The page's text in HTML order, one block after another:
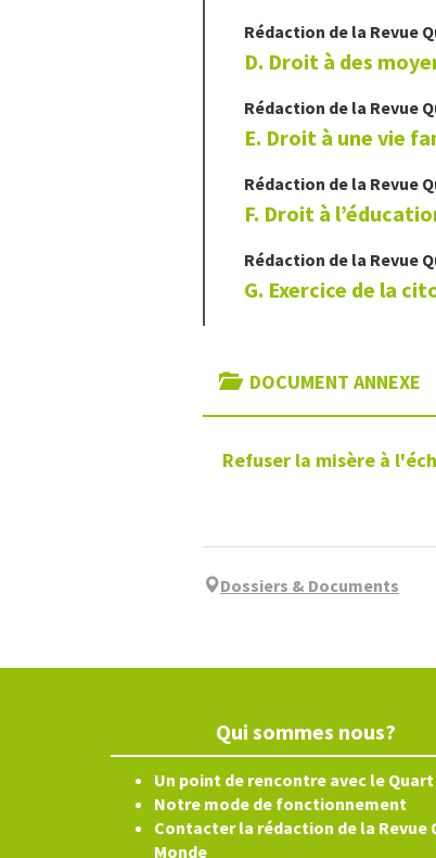
Rédaction de la Revue
D. Droit à des
Rédaction de la Revue
E. Droit à une vie
Rédaction de la Revue
F. Droit à
Rédaction de la Revue
G. Exercice de la
DOCUMENT ANNEXE
Refuser la misère à
Dossiers & Documents
Qui sommes nous?
Un point de rencontre avec le
Notre mode de fonctionnement
Contacter la rédaction de la Revue
Monde